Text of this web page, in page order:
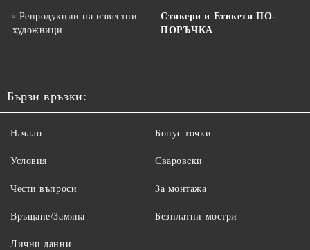
Репродукции на известни
художници
Стикери и Етикети ПО-
ПОРЪЧКА
Бързи връзки:
Начало
Условия
Чести въпроси
Връщане/Замяна
Бонус точки
Сваровски
За монтажа
Безплатни мостри
Лични данни